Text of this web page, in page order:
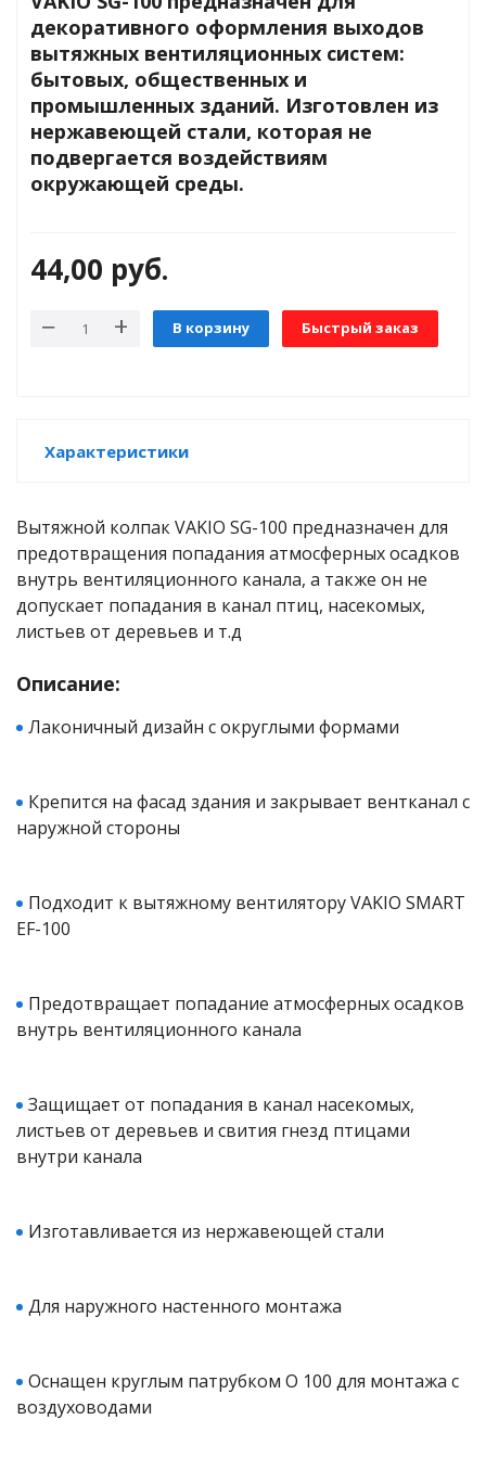
для
промышленности
от грозовых
батареи
систем
Delta
для газовых и
отопления
и среднего офиса
защита)
и
декоративного оформления выходов
вытяжных вентиляционных систем:
бытовых, общественных и
промышленных зданий. Изготовлен из
нержавеющей стали, которая не
подвергается воздействиям
окружающей среды.
44,00 руб.
В корзину Быстрый заказ
Характеристики
Вытяжной колпак VAKIO SG-100 предназначен для
предотвращения попадания атмосферных осадков
внутрь вентиляционного канала, а также он не
допускает попадания в канал птиц, насекомых,
листьев от деревьев и т.д
Описание:
Лаконичный дизайн с округлыми формами
Крепится на фасад здания и закрывает вентканал с
наружной стороны
Подходит к вытяжному вентилятору VAKIO SMART
EF-100
Предотвращает попадание атмосферных осадков
внутрь вентиляционного канала
Защищает от попадания в канал насекомых,
листьев от деревьев и свития гнезд птицами
внутри канала
Изготавливается из нержавеющей стали
Для наружного настенного монтажа
Оснащен круглым патрубком O 100 для монтажа с
воздуховодами